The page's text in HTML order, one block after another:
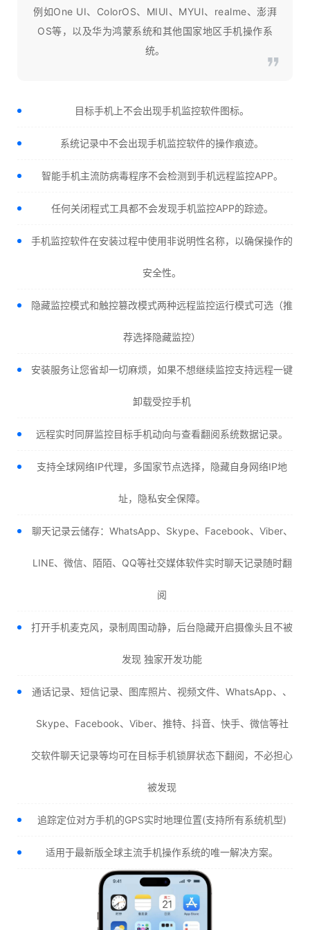
例如One UI、ColorOS、MIUI、MYUI、realme、澎湃
OS等，以及华为鸿蒙系统和其他国家地区手机操作系
统。
目标手机上不会出现手机监控软件图标。
系统记录中不会出现手机监控软件的操作痕迹。
智能手机主流防病毒程序不会检测到手机远程监控APP。
任何关闭程式工具都不会发现手机监控APP的踪迹。
手机监控软件在安装过程中使用非说明性名称，以确保操作的
安全性。
隐藏监控模式和触控篡改模式两种远程监控运行模式可选（推
荐选择隐藏监控）
安装服务让您省却一切麻烦，如果不想继续监控支持远程一键
卸载受控手机
远程实时同屏监控目标手机动向与查看翻阅系统数据记录。
支持全球网络IP代理，多国家节点选择，隐藏自身网络IP地
址，隐私安全保障。
聊天记录云储存：WhatsApp、Skype、Facebook、Viber、
LINE、微信、陌陌、QQ等社交媒体软件实时聊天记录随时翻
阅
打开手机麦克风，录制周围动静，后台隐藏开启摄像头且不被
发现 独家开发功能
通话记录、短信记录、图库照片、视频文件、WhatsApp、、
Skype、Facebook、Viber、推特、抖音、快手、微信等社
交软件聊天记录等均可在目标手机锁屏状态下翻阅，不必担心
被发现
追踪定位对方手机的GPS实时地理位置(支持所有系统机型)
适用于最新版全球主流手机操作系统的唯一解决方案。